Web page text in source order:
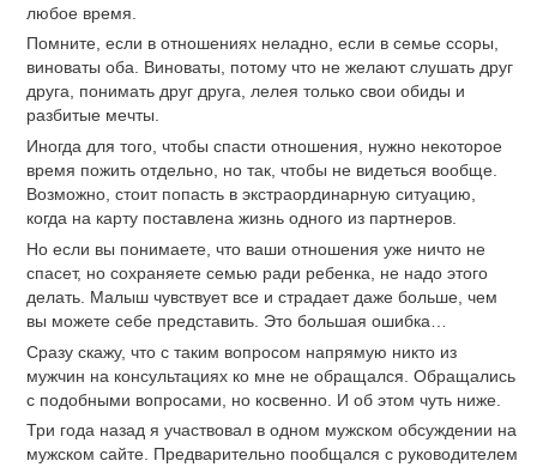
любое время.
Помните, если в отношениях неладно, если в семье ссоры,
виноваты оба. Виноваты, потому что не желают слушать друг
друга, понимать друг друга, лелея только свои обиды и
разбитые мечты.
Иногда для того, чтобы спасти отношения, нужно некоторое
время пожить отдельно, но так, чтобы не видеться вообще.
Возможно, стоит попасть в экстраординарную ситуацию,
когда на карту поставлена жизнь одного из партнеров.
Но если вы понимаете, что ваши отношения уже ничто не
спасет, но сохраняете семью ради ребенка, не надо этого
делать. Малыш чувствует все и страдает даже больше, чем
вы можете себе представить. Это большая ошибка…
Сразу скажу, что с таким вопросом напрямую никто из
мужчин на консультациях ко мне не обращался. Обращались
с подобными вопросами, но косвенно. И об этом чуть ниже.
Три года назад я участвовал в одном мужском обсуждении на
мужском сайте. Предварительно пообщался с руководителем